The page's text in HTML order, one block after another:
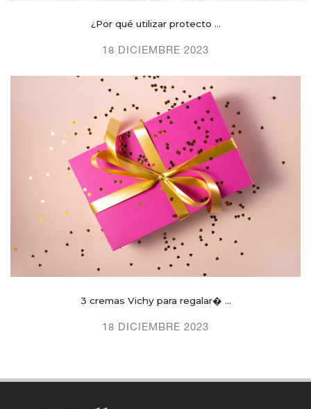
¿Por qué utilizar protecto ...
18 DICIEMBRE 2023
3 cremas Vichy para regalar� ...
18 DICIEMBRE 2023